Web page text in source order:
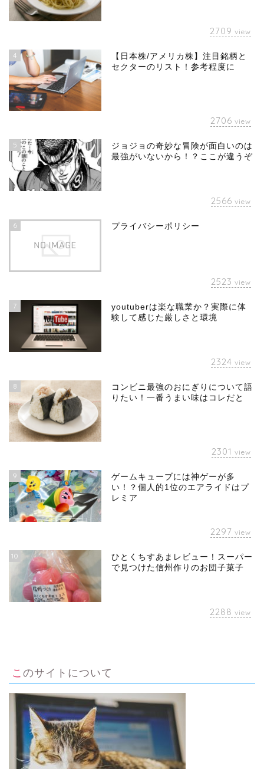
2709 view
4
【日本株/アメリカ株】注目銘柄と
セクターのリスト！参考程度に
2706 view
5
ジョジョの奇妙な冒険が面白いのは
最強がいないから！？ここが違うぞ
2566 view
6 プライバシーポリシー
2523 view
7
youtuberは楽な職業か？実際に体
験して感じた厳しさと環境
2324 view
8
コンビニ最強のおにぎりについて語
りたい！一番うまい味はコレだと
2301 view
9
ゲームキューブには神ゲーが多
い！？個人的1位のエアライドはプ
レミア
2297 view
10
ひとくちすあまレビュー！スーパー
で見つけた信州作りのお団子菓子
2288 view
このサイトについて